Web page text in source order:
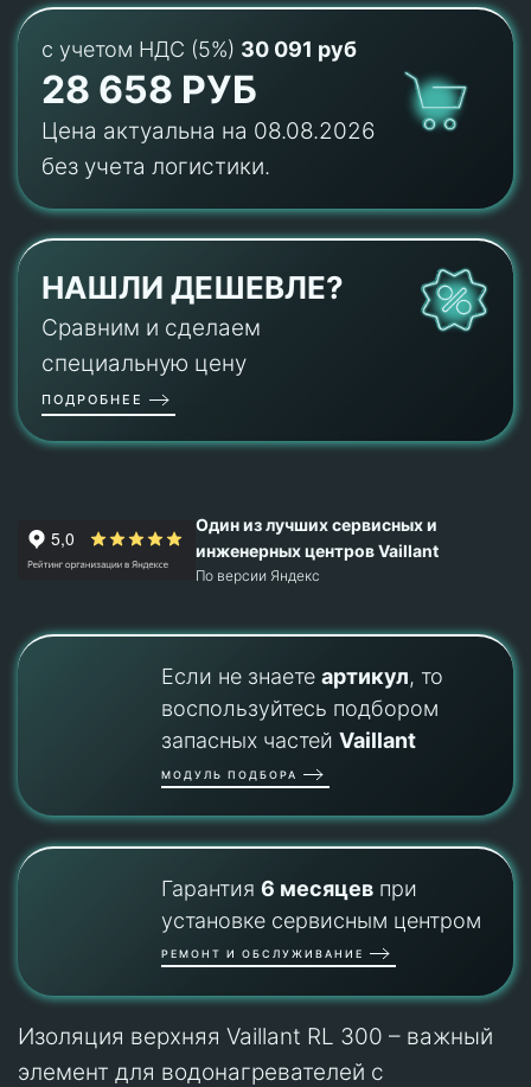
с учетом НДС (5%) 30 091 руб
28 658 РУБ
Цена актуальна на 08.08.2026
без учета логистики.
НАШЛИ ДЕШЕВЛЕ?
Сравним и сделаем
специальную цену
ПОДРОБНЕЕ
Один из лучших сервисных и
инженерных центров Vaillant
По версии Яндекс
Если не знаете артикул, то
воспользуйтесь подбором
запасных частей Vaillant
МОДУЛЬ ПОДБОРА
Гарантия 6 месяцевпри
установке сервисным центром
РЕМОНТ И ОБСЛУЖИВАНИЕ
Изоляция верхняя Vaillant RL 300 – важный
элемент для водонагревателей с